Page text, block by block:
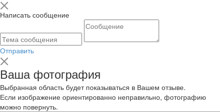
Написать сообщение
Отправить
Ваша фотография
Выбранная область будет показываться в Вашем отзыве.
Если изображение ориентированно неправильно, фотографию
можно повернуть.